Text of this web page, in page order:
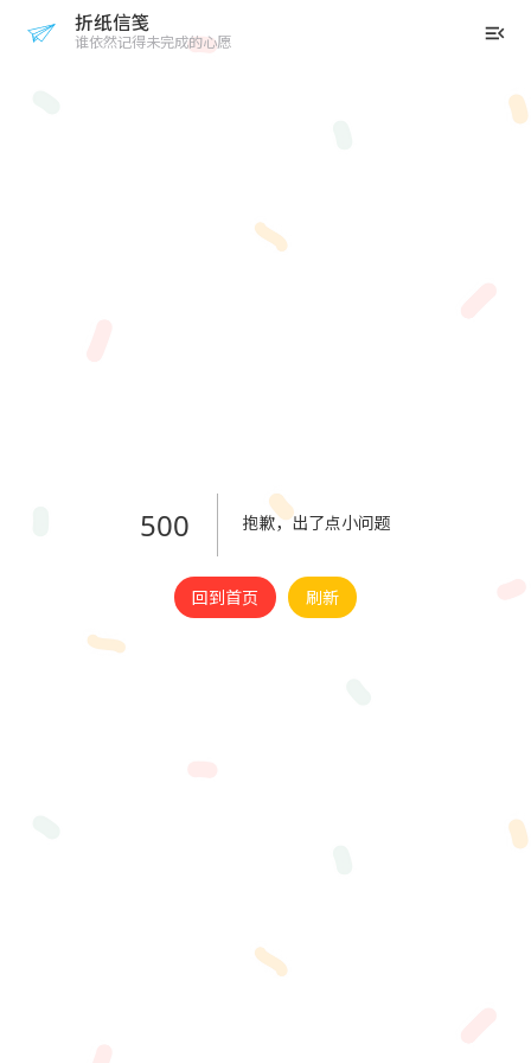
折纸信笺
谁依然记得未完成的心愿
折纸信笺
500 抱歉，出了点小问题
回到首页 刷新